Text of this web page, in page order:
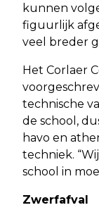
kunnen
figuurlijk
veel breder
Het Corlaer
technische
de school,
havo en
techniek.
school in
Zwerfafval